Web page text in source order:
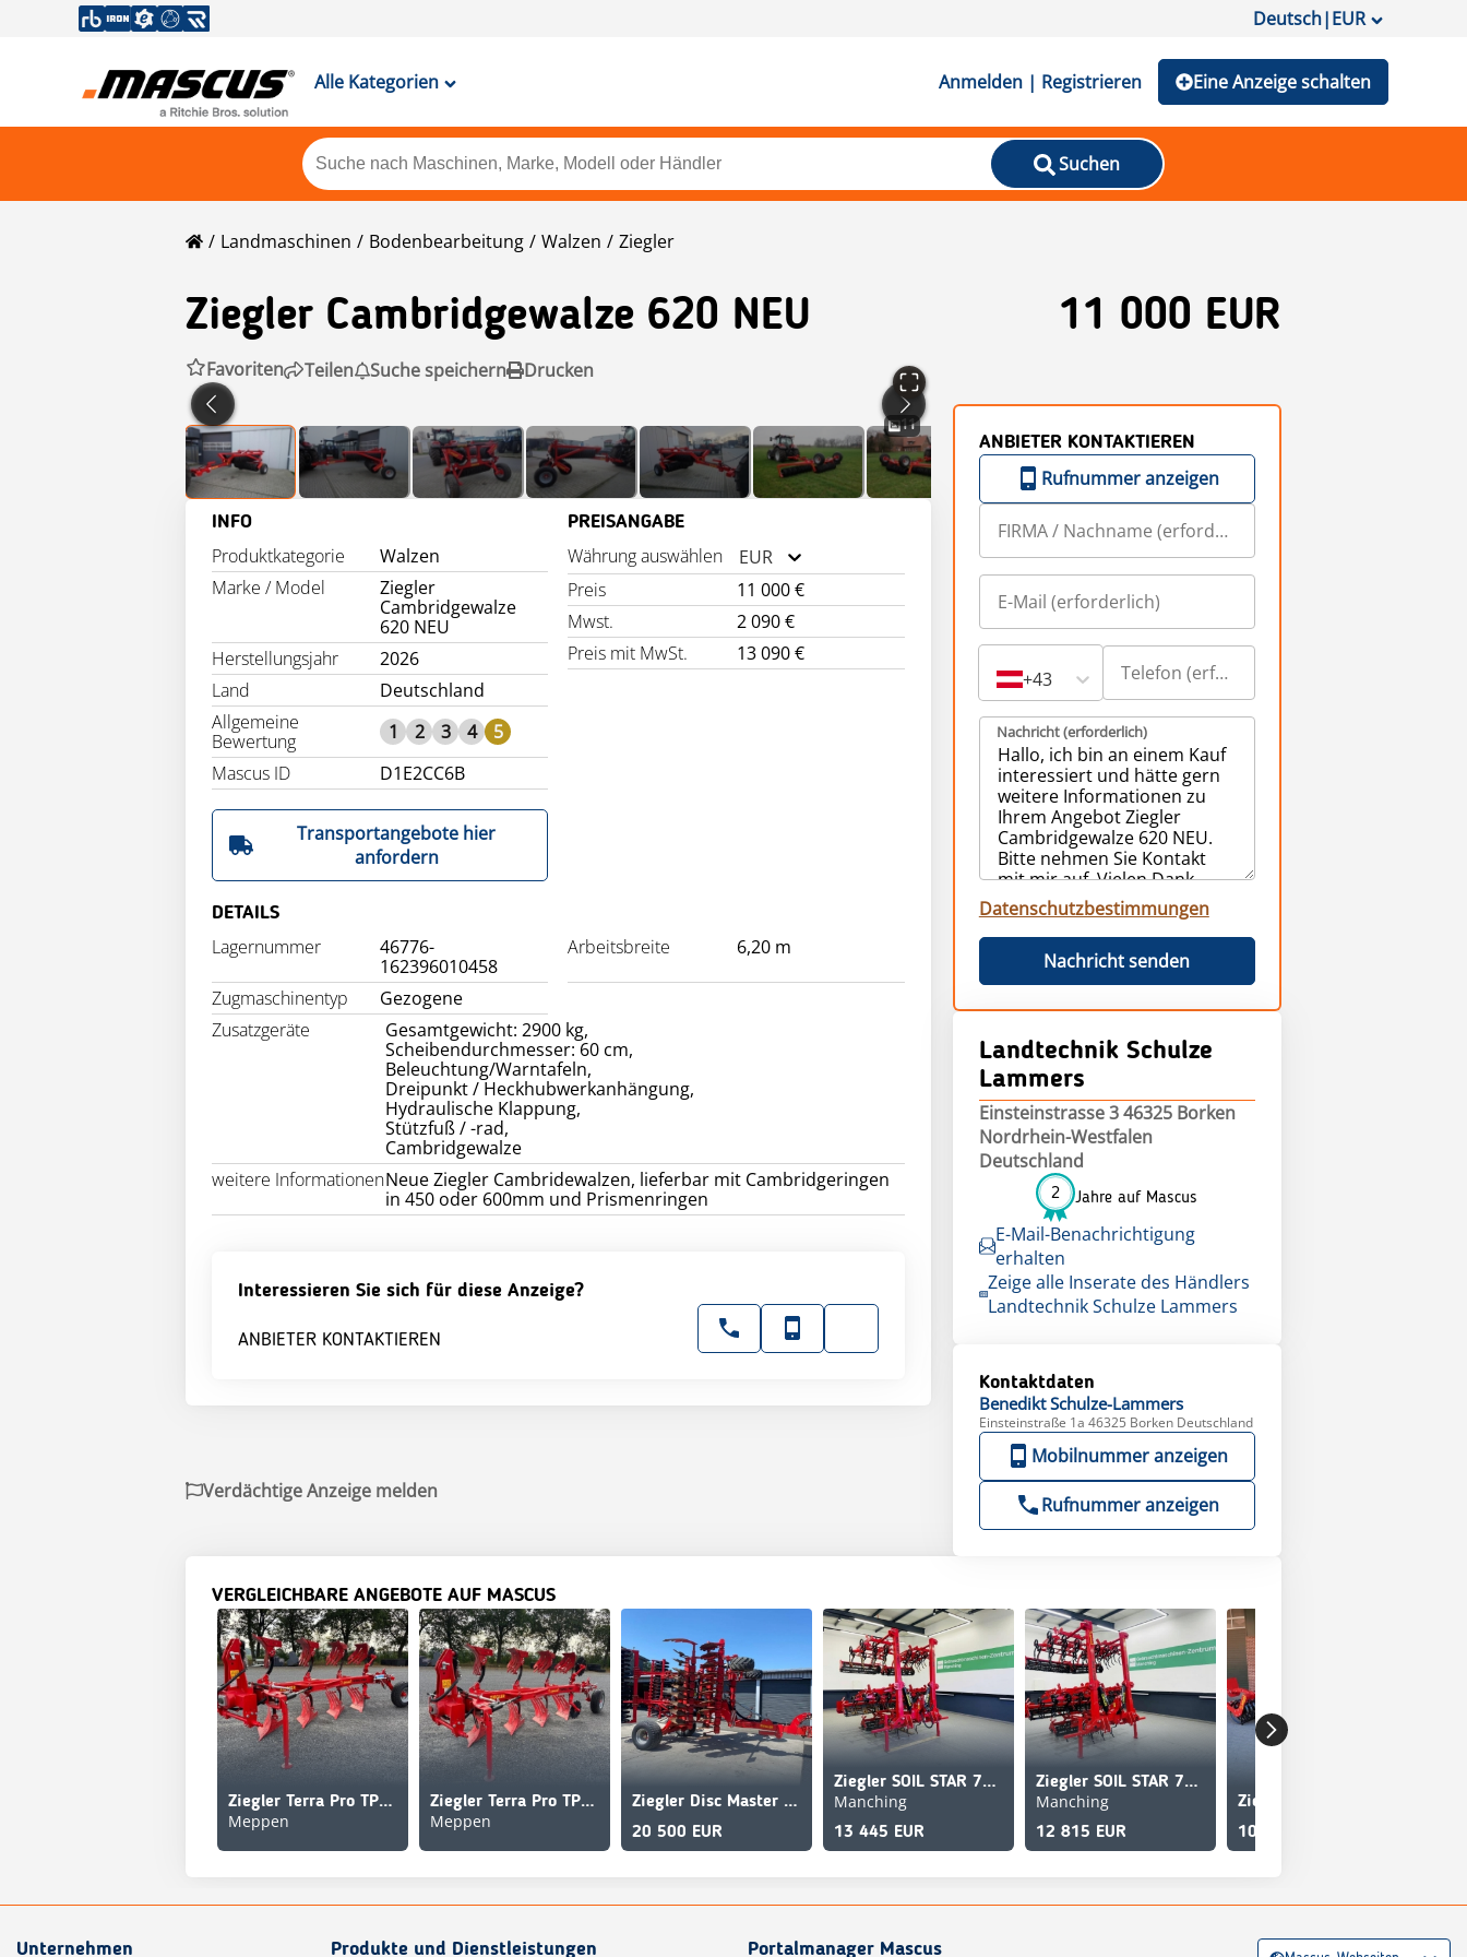
Deutsch|EUR
Alle Kategorien Anmelden | Registrieren Eine Anzeige schalten
Suchen
Landmaschinen Bodenbearbeitung Walzen Ziegler
Ziegler Cambridgewalze 620 NEU 11 000 EUR
Favoriten Teilen Suche speichern Drucken
11
INFO
Produktkategorie
Walzen
Marke / Model
Ziegler
Cambridgewalze
620 NEU
Herstellungsjahr
2026
Land
Deutschland
Allgemeine
Bewertung
1 2 3 4
5
Mascus ID
D1E2CC6B
PREISANGABE
Währung auswählen
EUR
Preis
11 000 €
Mwst.
2 090 €
Preis mit MwSt.
13 090 €
Transportangebote hier
anfordern
DETAILS
Lagernummer
46776-
162396010458
Arbeitsbreite 6,20 m
Zugmaschinentyp
Gezogene
Zusatzgeräte
Gesamtgewicht: 2900 kg,
Scheibendurchmesser: 60 cm,
Beleuchtung/Warntafeln,
Dreipunkt / Heckhubwerkanhängung,
Hydraulische Klappung,
Stützfuß / -rad,
Cambridgewalze
weitere InformationenNeue Ziegler Cambridewalzen, lieferbar mit Cambridgeringen
in 450 oder 600mm und Prismenringen
Interessieren Sie sich für diese Anzeige?
ANBIETER KONTAKTIEREN
ANBIETER KONTAKTIEREN
Rufnummer anzeigen
+43
Nachricht (erforderlich)
Datenschutzbestimmungen
Nachricht senden
Landtechnik Schulze
Lammers
Einsteinstrasse 3 46325 Borken
Nordrhein-Westfalen
Deutschland
2 Jahre auf Mascus
E-Mail-Benachrichtigung
erhalten
Zeige alle Inserate des Händlers
Landtechnik Schulze Lammers
Kontaktdaten
Benedikt Schulze-Lammers
Einsteinstraße 1a 46325 Borken Deutschland
Mobilnummer anzeigen
Rufnummer anzeigen
Verdächtige Anzeige melden
VERGLEICHBARE ANGEBOTE AUF MASCUS
Ziegler Terra Pro TP 4M
Meppen
Ziegler Terra Pro TP 4M
Meppen
Ziegler Disc Master Pro 5001
20 500 EUR
Ziegler SOIL STAR 7501
Manching
13 445 EUR
Ziegler SOIL STAR 7501
Manching
12 815 EUR
10 900 EUR
Unternehmen Produkte und Dienstleistungen Portalmanager Mascus